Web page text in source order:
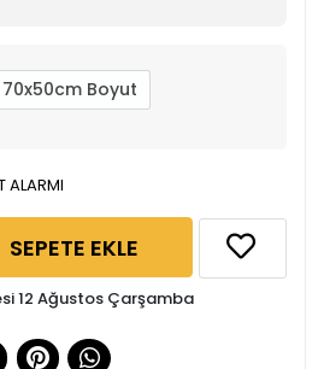
70x50cm Boyut
ALARMI
SEPETE EKLE
12 Ağustos Çarşamba